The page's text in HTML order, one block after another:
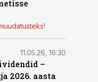
11.05.26, 16:30
–
2026. aasta